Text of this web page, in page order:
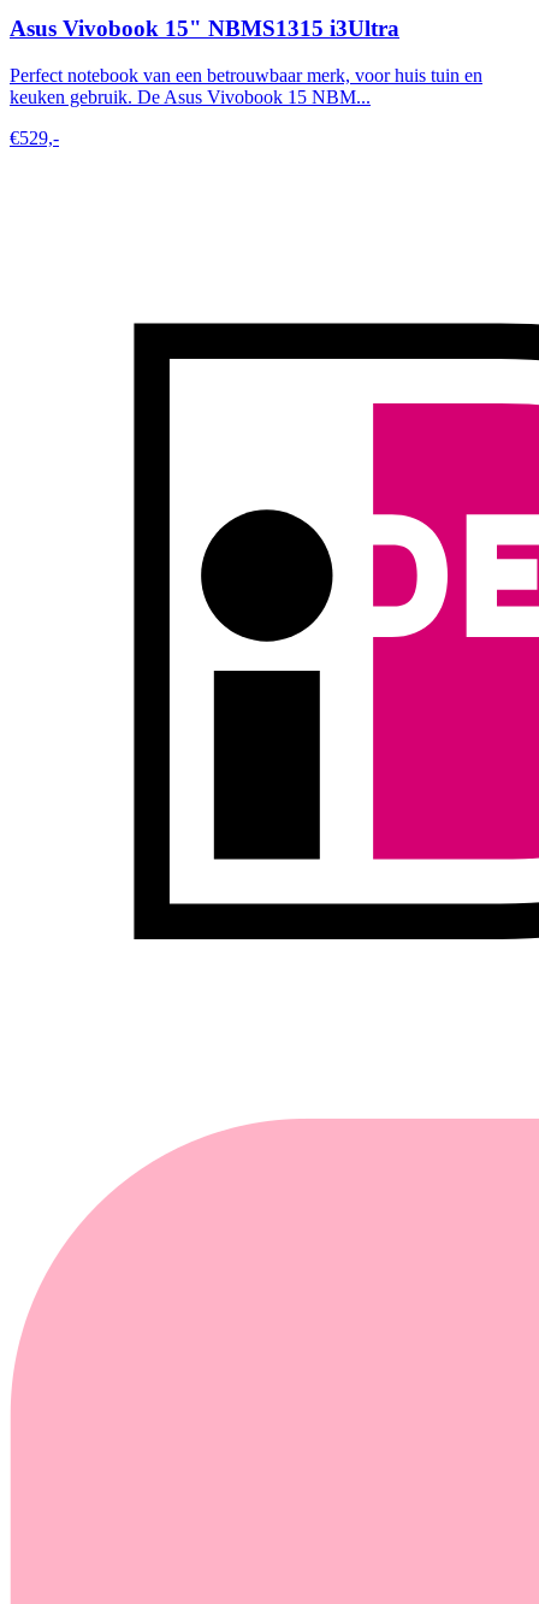
Asus Vivobook 15" NBMS1315 i3Ultra
Perfect notebook van een betrouwbaar merk, voor huis tuin en
keuken gebruik. De Asus Vivobook 15 NBM...
€529,-